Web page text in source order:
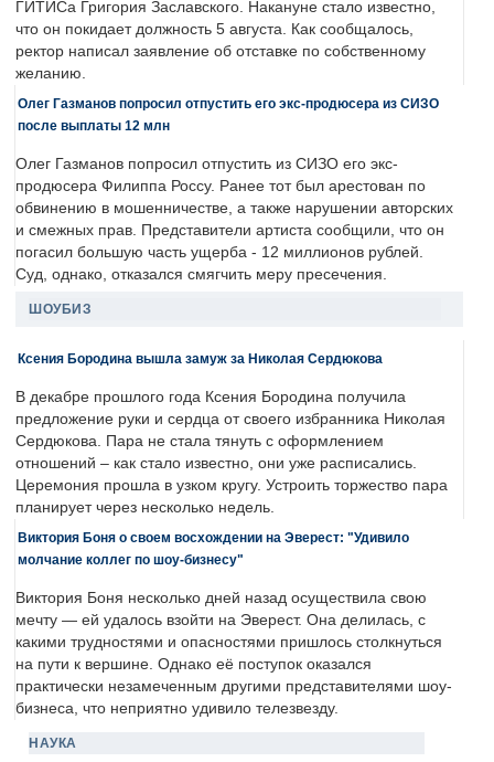
ГИТИСа Григория Заславского. Накануне стало известно,
что он покидает должность 5 августа. Как сообщалось,
ректор написал заявление об отставке по собственному
желанию.
Олег Газманов попросил отпустить его экс-продюсера из СИЗО
после выплаты 12 млн
Олег Газманов попросил отпустить из СИЗО его экс-
продюсера Филиппа Россу. Ранее тот был арестован по
обвинению в мошенничестве, а также нарушении авторских
и смежных прав. Представители артиста сообщили, что он
погасил большую часть ущерба - 12 миллионов рублей.
Суд, однако, отказался смягчить меру пресечения.
ШОУБИЗ
Ксения Бородина вышла замуж за Николая Сердюкова
В декабре прошлого года Ксения Бородина получила
предложение руки и сердца от своего избранника Николая
Сердюкова. Пара не стала тянуть с оформлением
отношений – как стало известно, они уже расписались.
Церемония прошла в узком кругу. Устроить торжество пара
планирует через несколько недель.
Виктория Боня о своем восхождении на Эверест: "Удивило
молчание коллег по шоу-бизнесу"
Виктория Боня несколько дней назад осуществила свою
мечту — ей удалось взойти на Эверест. Она делилась, с
какими трудностями и опасностями пришлось столкнуться
на пути к вершине. Однако её поступок оказался
практически незамеченным другими представителями шоу-
бизнеса, что неприятно удивило телезвезду.
НАУКА